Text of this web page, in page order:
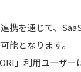
携を通じて、
能となります。
」利用ユーザ